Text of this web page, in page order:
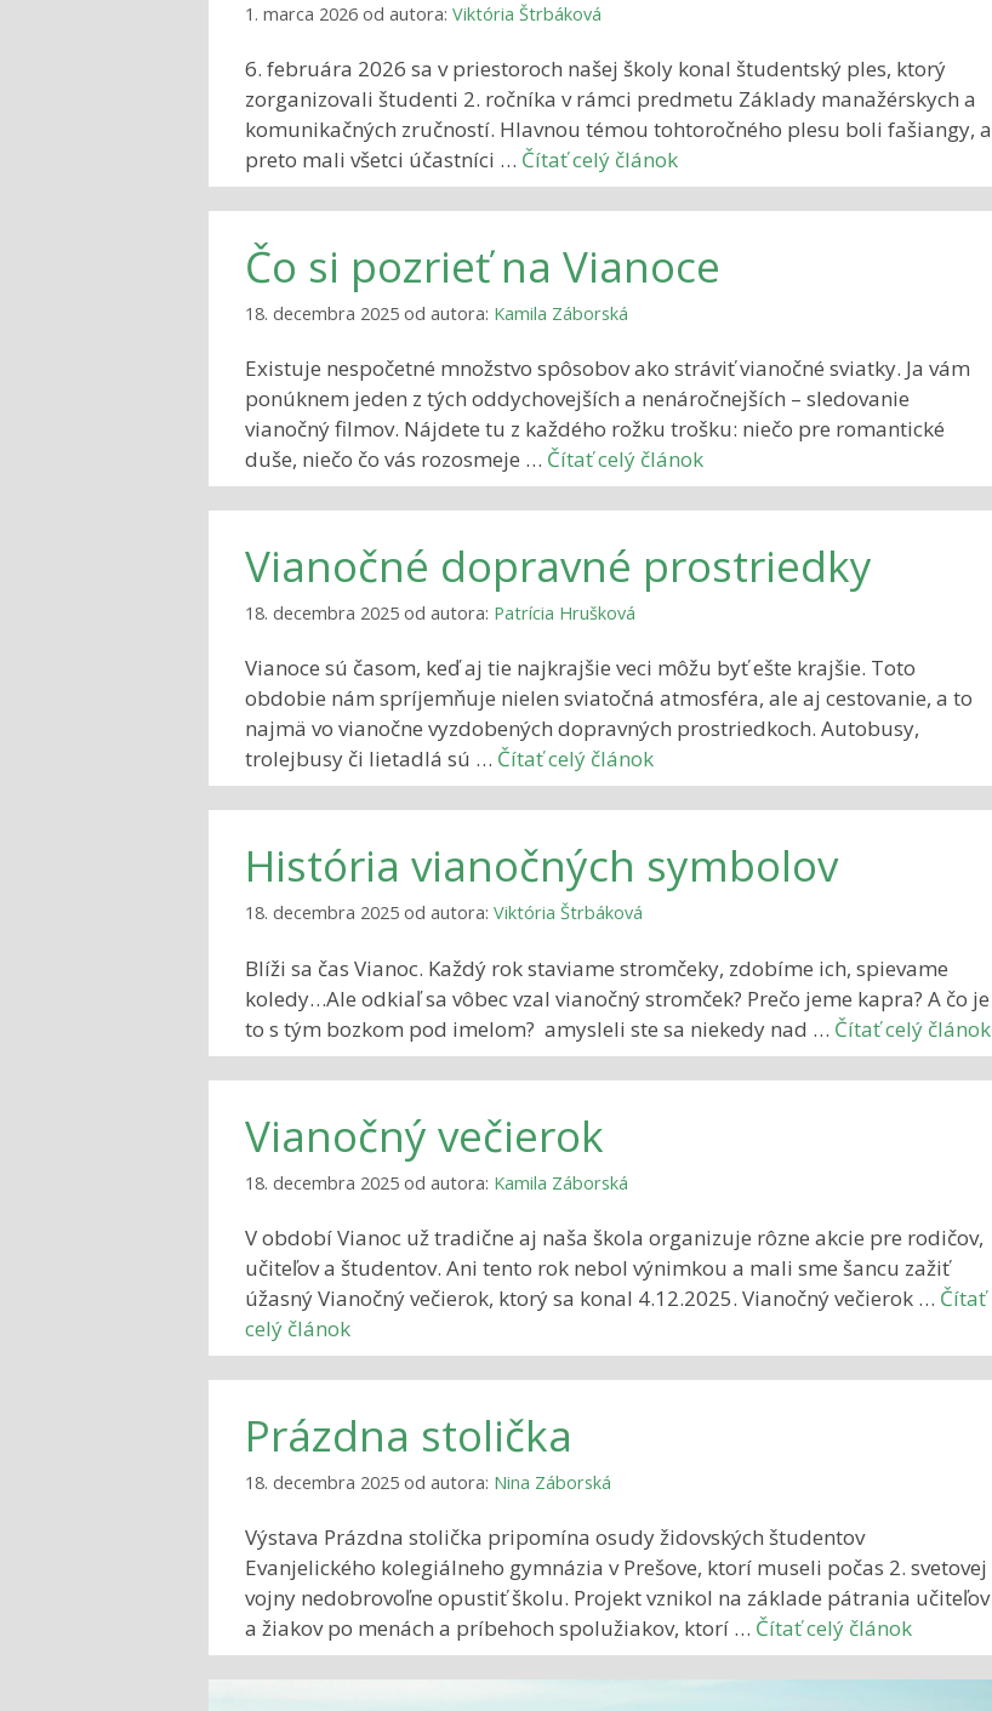
1. marca 2026 od autora: Viktória Štrbáková
6. februára 2026 sa v priestoroch našej školy konal študentský ples, ktorý
zorganizovali študenti 2. ročníka v rámci predmetu Základy manažérskych a
komunikačných zručností. Hlavnou témou tohtoročného plesu boli fašiangy, a
preto mali všetci účastníci … Čítať celý článok
Čo si pozrieť na Vianoce
18. decembra 2025 od autora: Kamila Záborská
Existuje nespočetné množstvo spôsobov ako stráviť vianočné sviatky. Ja vám
ponúknem jeden z tých oddychovejších a nenáročnejších – sledovanie
vianočný filmov. Nájdete tu z každého rožku trošku: niečo pre romantické
duše, niečo čo vás rozosmeje … Čítať celý článok
Vianočné dopravné prostriedky
18. decembra 2025 od autora: Patrícia Hrušková
Vianoce sú časom, keď aj tie najkrajšie veci môžu byť ešte krajšie. Toto
obdobie nám spríjemňuje nielen sviatočná atmosféra, ale aj cestovanie, a to
najmä vo vianočne vyzdobených dopravných prostriedkoch. Autobusy,
trolejbusy či lietadlá sú … Čítať celý článok
História vianočných symbolov
18. decembra 2025 od autora: Viktória Štrbáková
Blíži sa čas Vianoc. Každý rok staviame stromčeky, zdobíme ich, spievame
koledy…Ale odkiaľ sa vôbec vzal vianočný stromček? Prečo jeme kapra? A čo je
to s tým bozkom pod imelom? amysleli ste sa niekedy nad … Čítať celý článok
Vianočný večierok
18. decembra 2025 od autora: Kamila Záborská
V období Vianoc už tradične aj naša škola organizuje rôzne akcie pre rodičov,
učiteľov a študentov. Ani tento rok nebol výnimkou a mali sme šancu zažiť
úžasný Vianočný večierok, ktorý sa konal 4.12.2025. Vianočný večierok … Čítať
celý článok
Prázdna stolička
18. decembra 2025 od autora: Nina Záborská
Výstava Prázdna stolička pripomína osudy židovských študentov
Evanjelického kolegiálneho gymnázia v Prešove, ktorí museli počas 2. svetovej
vojny nedobrovoľne opustiť školu. Projekt vznikol na základe pátrania učiteľov
a žiakov po menách a príbehoch spolužiakov, ktorí … Čítať celý článok